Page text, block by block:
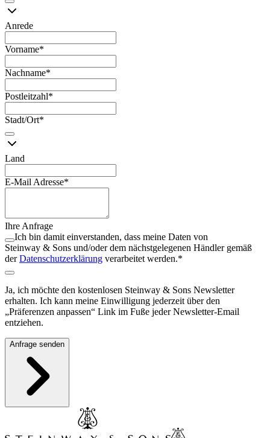
Anrede
Vorname*
Nachname*
Postleitzahl*
Stadt/Ort*
Land
E-Mail Adresse*
Ihre Anfrage
Ich bin damit einverstanden, dass meine Daten von
Steinway ⁠&⁠ Sons und/oder dem nächstgelegenen Händler gemäß
derDatenschutzerklärung verarbeitet werden.*
Ja, ich möchte den kostenlosen Steinway ⁠&⁠ Sons Newsletter
erhalten. Ich kann meine Einwilligung jederzeit über den
„Präferenzen anpassen“ Link im Fuße jeder Newsletter-Email
entziehen.
Anfrage senden